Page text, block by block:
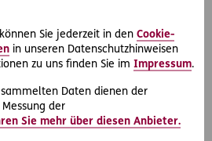
Sie jederzeit in den Cookie-
in unseren Datenschutzhinweisen
zu uns finden Sie im Impressum.
Daten dienen der
der
Sie mehr über diesen Anbieter.